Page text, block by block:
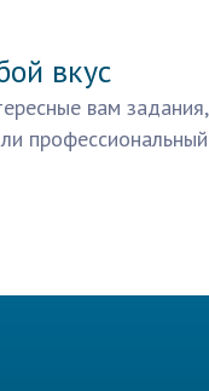
вкус
вам задания,
профессиональный